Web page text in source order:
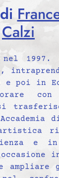
Calzi
nel 1997.
e poi in
si
e
occasione
ampliare